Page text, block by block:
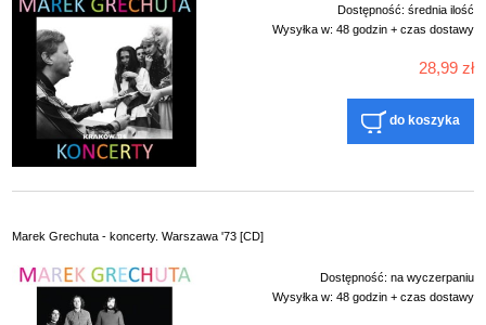
Dostępność: średnia ilość
Wysyłka w: 48 godzin + czas dostawy
28,99 zł
do koszyka
Marek Grechuta - koncerty. Warszawa '73 [CD]
Dostępność: na wyczerpaniu
Wysyłka w: 48 godzin + czas dostawy